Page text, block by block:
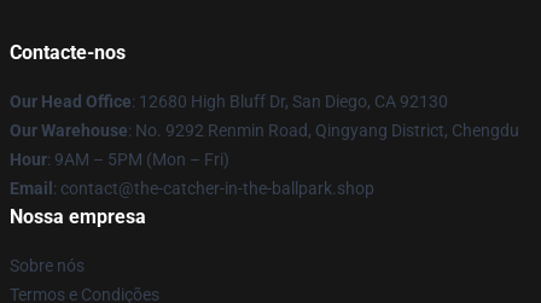
Contacte-nos
Our Head Office: 12680 High Bluff Dr, San Diego, CA 92130
Our Warehouse: No. 9292 Renmin Road, Qingyang District, Chengdu
Hour: 9AM – 5PM (Mon – Fri)
Email : contact@the-catcher-in-the-ballpark.shop
Nossa empresa
Sobre nós
Termos e Condições